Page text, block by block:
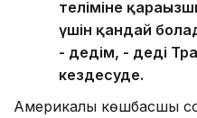
теліміне
үшін қандай
- дедім, - деді
кездесуде.
Америкалық көшбасшы